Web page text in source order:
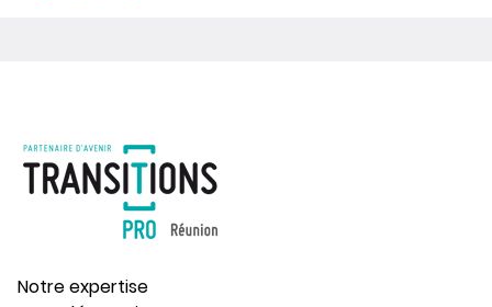
Notre expertise